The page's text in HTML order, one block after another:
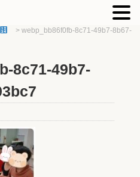
> webp_bb86f0fb-8c71-49b7-8b67-
8c71-49b7-